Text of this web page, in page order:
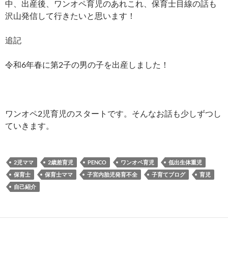
中、出産後、ワンオペ育児のあれこれ、保育士目線の話も
沢山発信して行きたいと思います！
追記
令和6年春に第2子の男の子を出産しました！
ワンオペ2児育児のスタートです。そんなお話も少しずつし
ていきます。
2児ママ 2歳差育児 PENCO ワンオペ育児
低出生体重児
保育士
保育士ママ 子宮内胎児発育不全 子育てブログ
育児
自己紹介